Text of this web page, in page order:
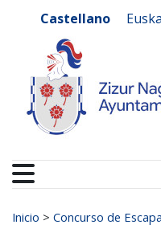
Castellano
Buscar:
Inicio > Concurso de